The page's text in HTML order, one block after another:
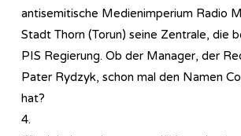
antisemitische Medienimperium Radio
Stadt Thorn (Torun) seine Zentrale, die
PIS Regierung. Ob der Manager, der
Pater Rydzyk, schon mal den Namen
hat?
4.